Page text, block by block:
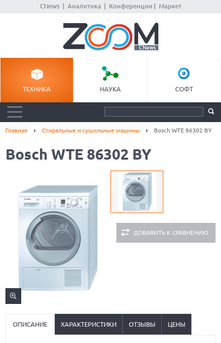
CNews| Аналитика Конференции Маркет
ТЕХНИКА НАУКА СОФТ
Главная Стиральные и сушильные машины Bosch WTE 86302 BY
Bosch WTE 86302 BY
ДОБАВИТЬ К СРАВНЕНИЮ
ОПИСАНИЕ ХАРАКТЕРИСТИКИ ОТЗЫВЫ ЦЕНЫ